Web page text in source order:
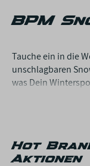
Kategorien
BPM
Tauche ein in die
unschlagbaren
was Dein
Snowboards bis
erobern.
Hot
Aktionen